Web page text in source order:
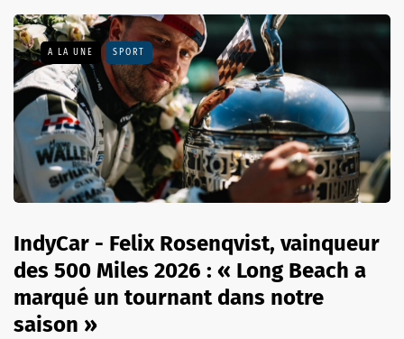
A LA UNE SPORT
IndyCar - Felix Rosenqvist, vainqueur
des 500 Miles 2026 : « Long Beach a
marqué un tournant dans notre
saison »